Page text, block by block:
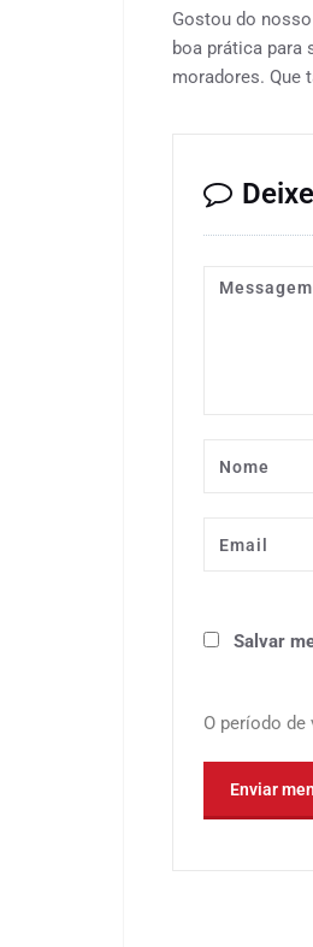
Gostou do
boa prática para
moradores. Que
Salvar
O período de